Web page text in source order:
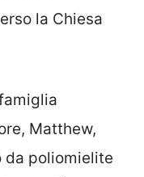
la Chiesa
Matthew,
da poliomielite